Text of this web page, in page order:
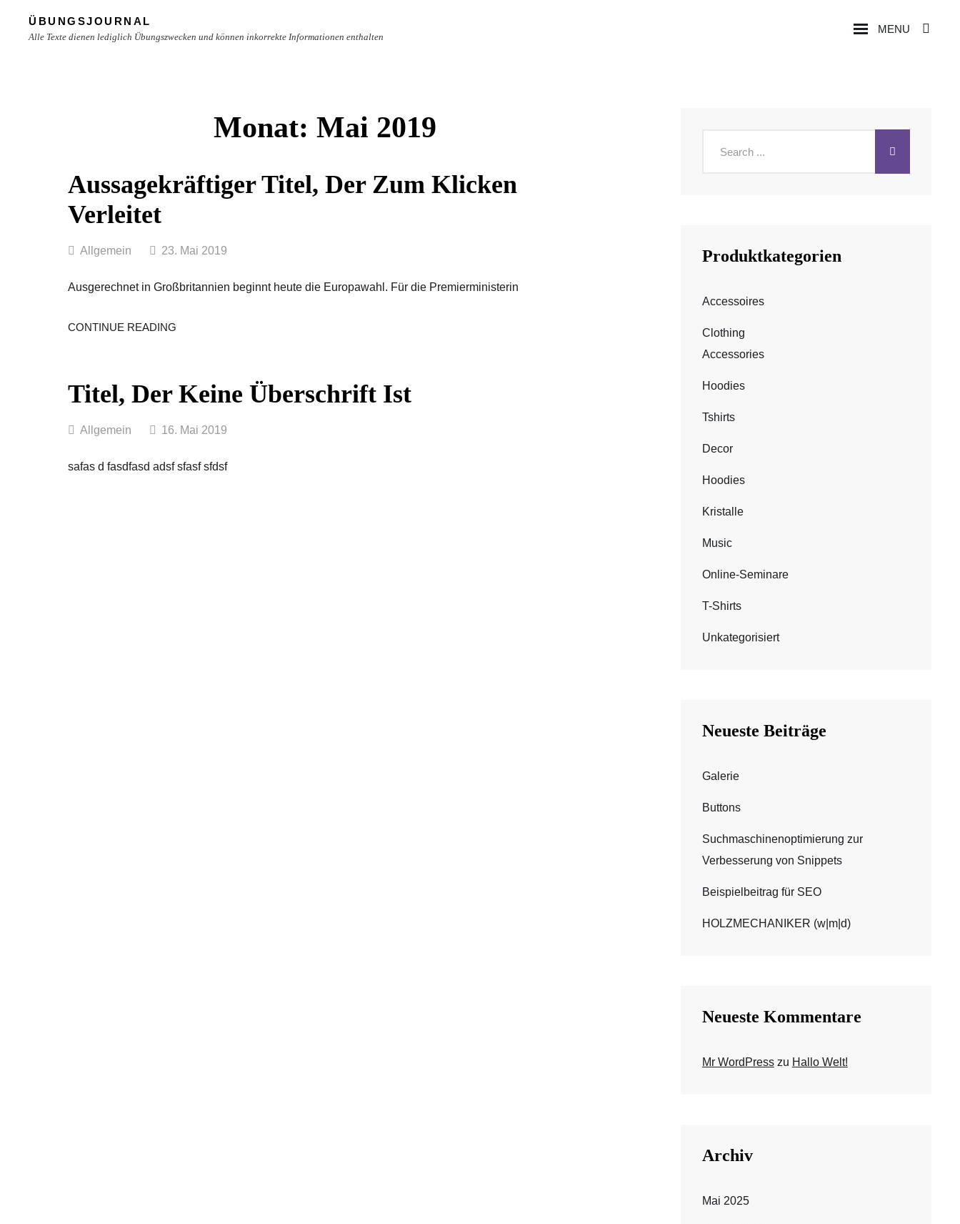
ÜBUNGSJOURNAL
Alle Texte dienen lediglich Übungszwecken und können inkorrekte Informationen enthalten
MENU
Monat: Mai 2019
Aussagekräftiger Titel, Der Zum Klicken
Verleitet
Categories
Allgemein 23. Mai 2019
Ausgerechnet in Großbritannien beginnt heute die Europawahl. Für die Premierministerin
CONTINUE READING
Titel, Der Keine Überschrift Ist
Categories
Allgemein 16. Mai 2019
safas d fasdfasd adsf sfasf sfdsf
Produktkategorien
Accessoires
Clothing
Accessories
Hoodies
Tshirts
Decor
Hoodies
Kristalle
Music
Online-Seminare
T-Shirts
Unkategorisiert
Neueste Beiträge
Galerie
Buttons
Suchmaschinenoptimierung zur
Verbesserung von Snippets
Beispielbeitrag für SEO
HOLZMECHANIKER (w|m|d)
Neueste Kommentare
Mr WordPresszu Hallo Welt!
Archiv
Mai 2025